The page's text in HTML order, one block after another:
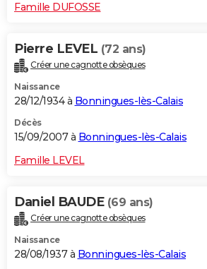
Famille DUFOSSE
Pierre LEVEL (72 ans)
Créer une cagnotte obsèques
Naissance
28/12/1934 à Bonningues-lès-Calais
Décès
15/09/2007 à Bonningues-lès-Calais
Famille LEVEL
Daniel BAUDE (69 ans)
Créer une cagnotte obsèques
Naissance
28/08/1937 à Bonningues-lès-Calais